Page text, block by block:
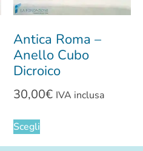
Antica Roma –
Anello Cubo
Dicroico
30,00€ IVA inclusa
Scegli